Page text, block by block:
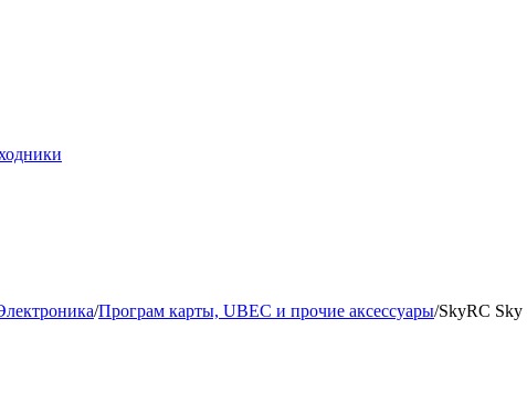
/Програм карты, UBEC и прочие аксессуары/SkyRC